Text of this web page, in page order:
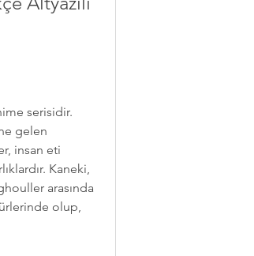
gelen
insan eti
Kaneki,
arasında
olup,